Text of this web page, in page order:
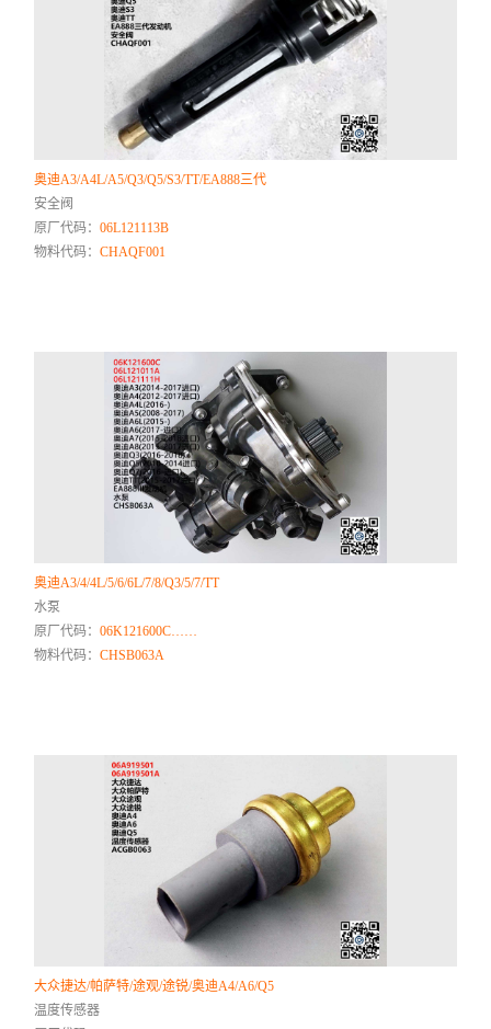
奥迪A3/A4L/A5/Q3/Q5/S3/TT/EA888三代
安全阀
原厂代码：06L121113B
物料代码：CHAQF001
奥迪A3/4/4L/5/6/6L/7/8/Q3/5/7/TT
水泵
原厂代码：06K121600C……
物料代码：CHSB063A
大众捷达/帕萨特/途观/途锐/奥迪A4/A6/Q5
温度传感器